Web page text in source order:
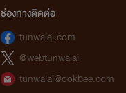
ช่องทางติดต่อ
tunwalai.com
@webtunwalai
tunwalai@ookbee.com